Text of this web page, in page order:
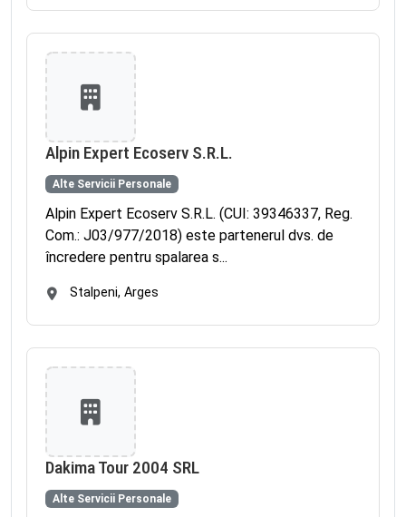
Alpin Expert Ecoserv S.R.L.
Alte Servicii Personale
Alpin Expert Ecoserv S.R.L. (CUI: 39346337, Reg.
Com.: J03/977/2018) este partenerul dvs. de
încredere pentru spalarea s...
Stalpeni, Arges
Dakima Tour 2004 SRL
Alte Servicii Personale